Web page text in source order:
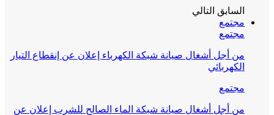
السابق التالي
مجتمع
مجتمع
من أجل أشغال صيانة شبكة الكهرباء إعلان عن إنقطاع التيار
الكهربائي
مجتمع
من أجل أشغال صيانة شبكة الماء الصالح للشرب إعلان عن